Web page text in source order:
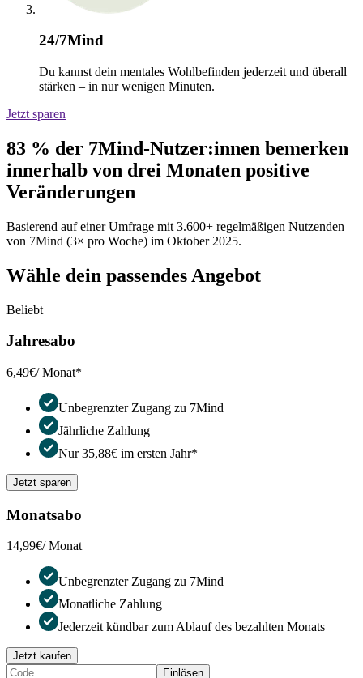
24/7Mind
Du kannst dein mentales Wohlbefinden jederzeit und überall
stärken – in nur wenigen Minuten.
Jetzt sparen
83 % der 7Mind-Nutzer:innen bemerken
innerhalb von drei Monaten positive
Veränderungen
Basierend auf einer Umfrage mit 3.600+ regelmäßigen Nutzenden
von 7Mind (3× pro Woche) im Oktober 2025.
Wähle dein passendes Angebot
Beliebt
Jahresabo
6,49€/ Monat*
Unbegrenzter Zugang zu 7Mind
Jährliche Zahlung
Nur 35,88€ im ersten Jahr*
Jetzt sparen
Monatsabo
14,99€/ Monat
Unbegrenzter Zugang zu 7Mind
Monatliche Zahlung
Jederzeit kündbar zum Ablauf des bezahlten Monats
Jetzt kaufen
Einlösen